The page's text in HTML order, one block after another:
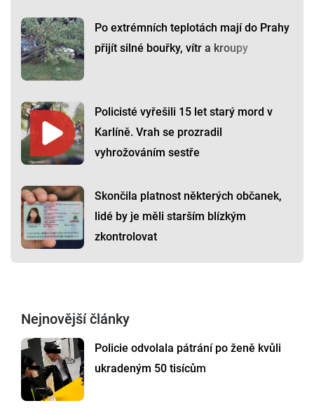
Po extrémních teplotách mají do Prahy
přijít silné bouřky, vítr a kroupy
Policisté vyřešili 15 let starý mord v
Karlíně. Vrah se prozradil
vyhrožováním sestře
Skončila platnost některých občanek,
lidé by je měli starším blízkým
zkontrolovat
Nejnovější články
Policie odvolala pátrání po ženě kvůli
ukradeným 50 tisícům